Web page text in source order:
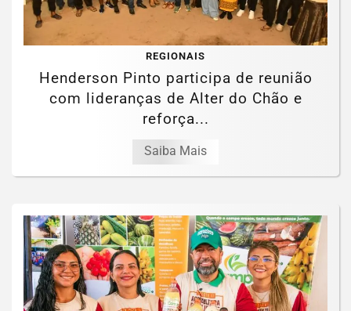
REGIONAIS
Henderson Pinto participa de reunião
com lideranças de Alter do Chão e
reforça...
Saiba Mais